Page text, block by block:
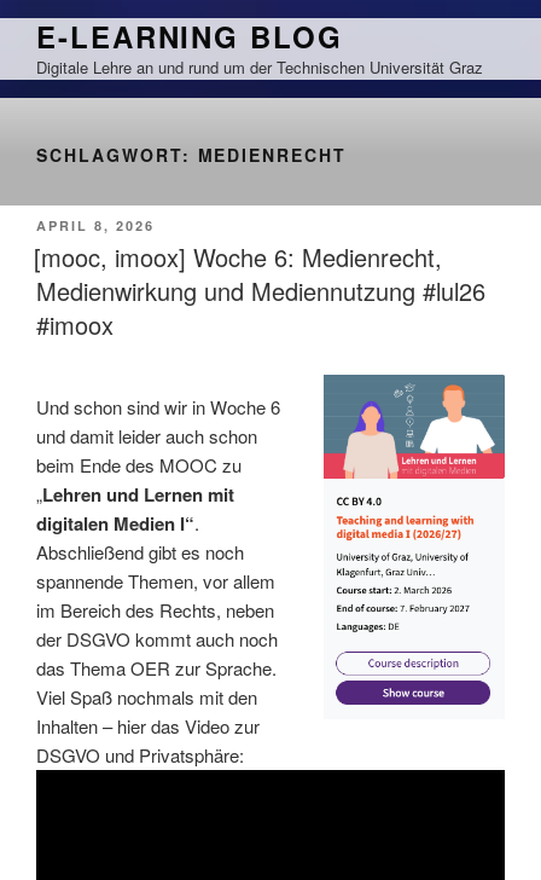
Zum
springen
E-LEARNING BLOG
Digitale Lehre an und rund um der Technischen Universität Graz
SCHLAGWORT: MEDIENRECHT
VERÖFFENTLICHT
AM
APRIL 8, 2026
[mooc, imoox] Woche 6: Medienrecht,
Medienwirkung und Mediennutzung #lul26
#imoox
Und schon sind wir in Woche 6
und damit leider auch schon
beim Ende des MOOC zu
„Lehren und Lernen mit
digitalen Medien I“.
Abschließend gibt es noch
spannende Themen, vor allem
im Bereich des Rechts, neben
der DSGVO kommt auch noch
das Thema OER zur Sprache.
Viel Spaß nochmals mit den
Inhalten – hier das Video zur
DSGVO und Privatsphäre: